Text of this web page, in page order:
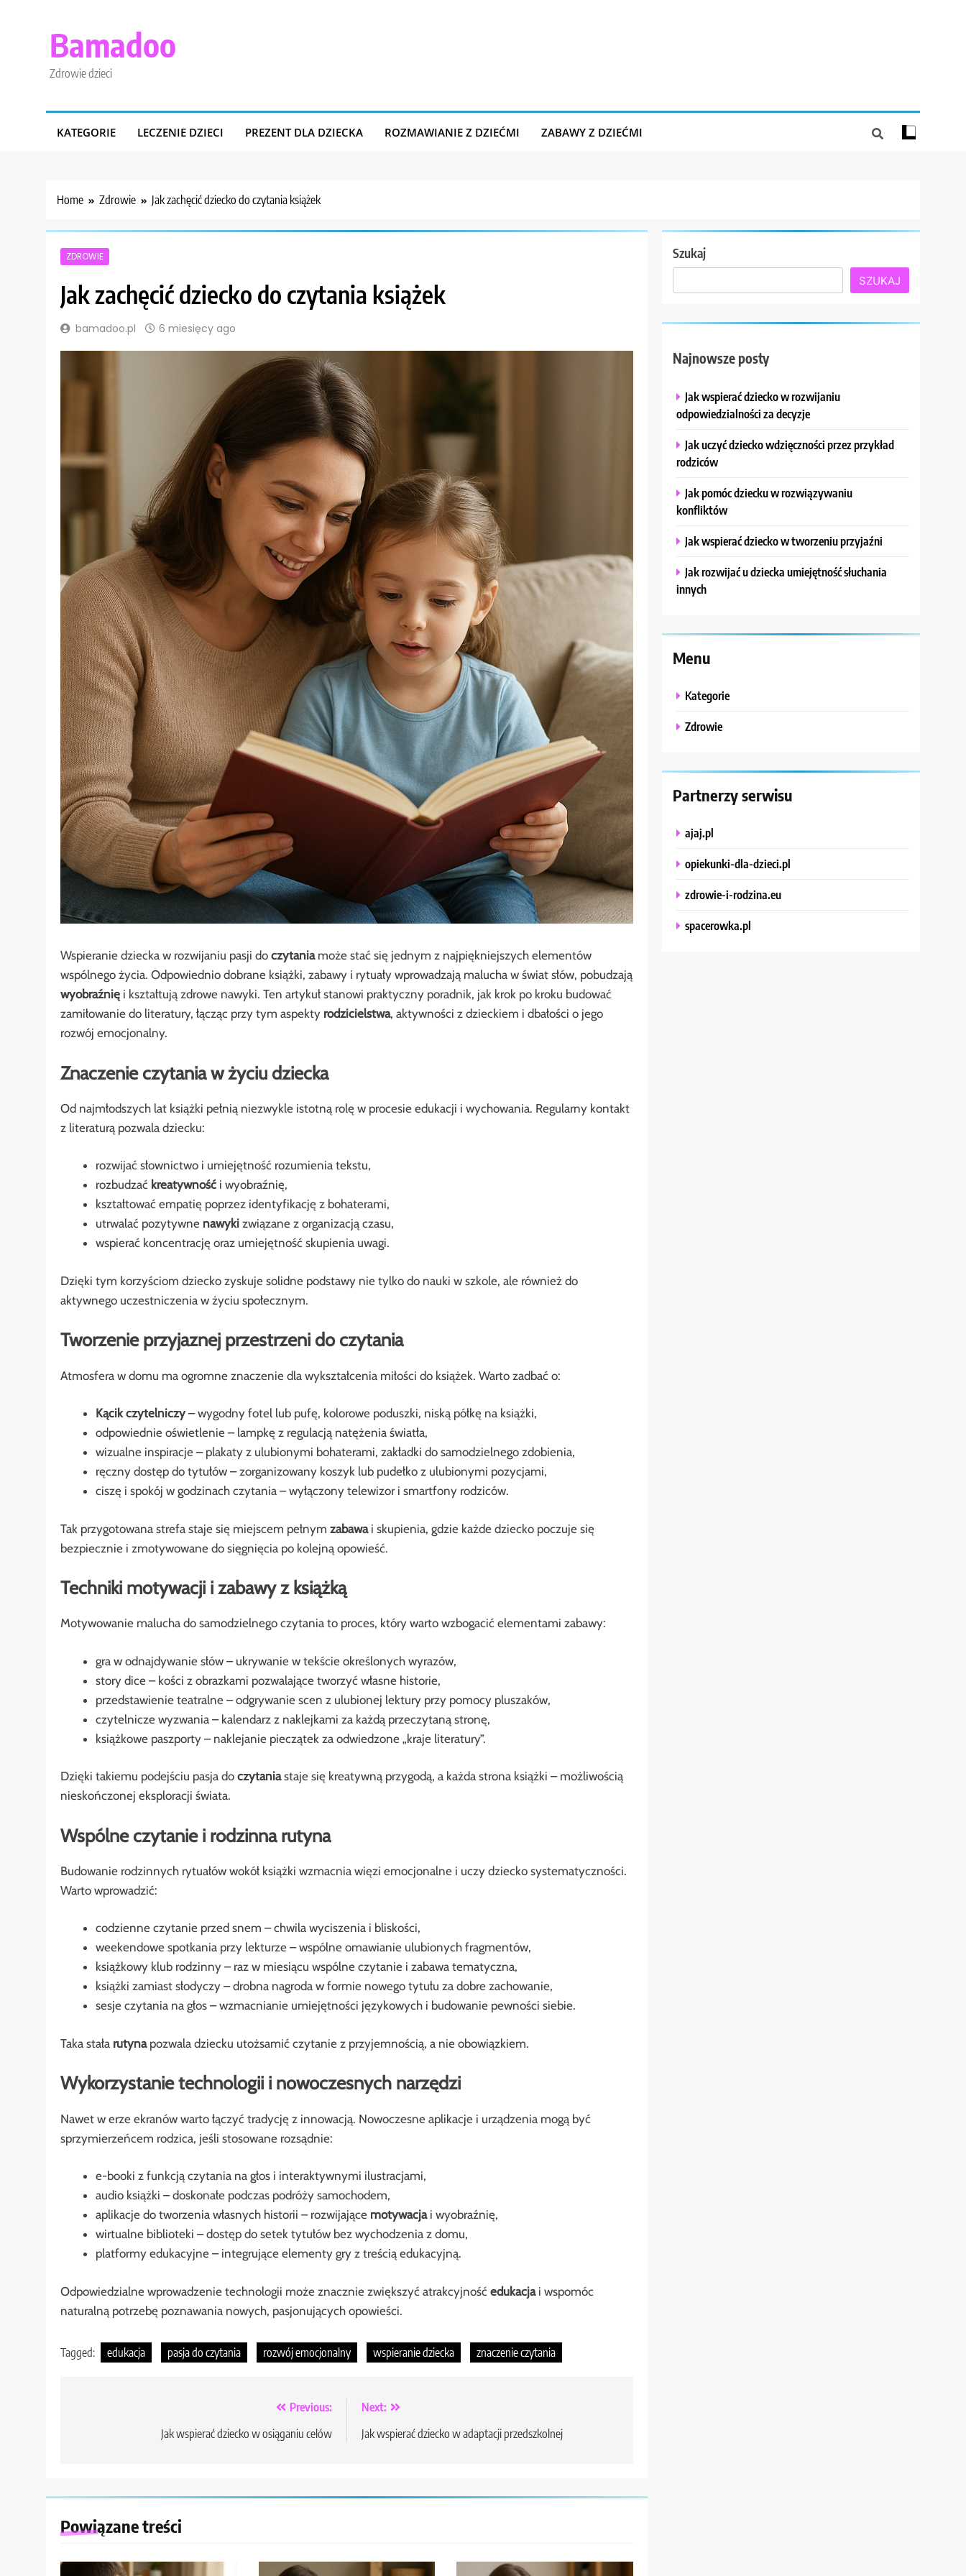
Bamadoo
Zdrowie dzieci
KATEGORIE LECZENIE DZIECI PREZENT DLA DZIECKA ROZMAWIANIE Z DZIEĆMI ZABAWY Z DZIEĆMI
Home Zdrowie Jak zachęcić dziecko do czytania książek
ZDROWIE
Jak zachęcić dziecko do czytania książek
bamadoo.pl 6 miesięcy ago
Wspieranie dziecka w rozwijaniu pasji do czytaniamoże stać się jednym z najpiękniejszych elementów
wspólnego życia. Odpowiednio dobrane książki, zabawy i rytuały wprowadzają malucha w świat słów, pobudzają
wyobraźnię i kształtują zdrowe nawyki. Ten artykuł stanowi praktyczny poradnik, jak krok po kroku budować
zamiłowanie do literatury, łącząc przy tym aspekty rodzicielstwa, aktywności z dzieckiem i dbałości o jego
rozwój emocjonalny.
Znaczenie czytania w życiu dziecka
Od najmłodszych lat książki pełnią niezwykle istotną rolę w procesie edukacji i wychowania. Regularny kontakt
z literaturą pozwala dziecku:
rozwijać słownictwo i umiejętność rozumienia tekstu,
rozbudzać kreatywnośći wyobraźnię,
kształtować empatię poprzez identyfikację z bohaterami,
utrwalać pozytywne nawykizwiązane z organizacją czasu,
wspierać koncentrację oraz umiejętność skupienia uwagi.
Dzięki tym korzyściom dziecko zyskuje solidne podstawy nie tylko do nauki w szkole, ale również do
aktywnego uczestniczenia w życiu społecznym.
Tworzenie przyjaznej przestrzeni do czytania
Atmosfera w domu ma ogromne znaczenie dla wykształcenia miłości do książek. Warto zadbać o:
Kącik czytelniczy– wygodny fotel lub pufę, kolorowe poduszki, niską półkę na książki,
odpowiednie oświetlenie – lampkę z regulacją natężenia światła,
wizualne inspiracje – plakaty z ulubionymi bohaterami, zakładki do samodzielnego zdobienia,
ręczny dostęp do tytułów – zorganizowany koszyk lub pudełko z ulubionymi pozycjami,
ciszę i spokój w godzinach czytania – wyłączony telewizor i smartfony rodziców.
Tak przygotowana strefa staje się miejscem pełnym zabawai skupienia, gdzie każde dziecko poczuje się
bezpiecznie i zmotywowane do sięgnięcia po kolejną opowieść.
Techniki motywacji i zabawy z książką
Motywowanie malucha do samodzielnego czytania to proces, który warto wzbogacić elementami zabawy:
gra w odnajdywanie słów – ukrywanie w tekście określonych wyrazów,
story dice – kości z obrazkami pozwalające tworzyć własne historie,
przedstawienie teatralne – odgrywanie scen z ulubionej lektury przy pomocy pluszaków,
czytelnicze wyzwania – kalendarz z naklejkami za każdą przeczytaną stronę,
książkowe paszporty – naklejanie pieczątek za odwiedzone „kraje literatury”.
Dzięki takiemu podejściu pasja do czytaniastaje się kreatywną przygodą, a każda strona książki – możliwością
nieskończonej eksploracji świata.
Wspólne czytanie i rodzinna rutyna
Budowanie rodzinnych rytuałów wokół książki wzmacnia więzi emocjonalne i uczy dziecko systematyczności.
Warto wprowadzić:
codzienne czytanie przed snem – chwila wyciszenia i bliskości,
weekendowe spotkania przy lekturze – wspólne omawianie ulubionych fragmentów,
książkowy klub rodzinny – raz w miesiącu wspólne czytanie i zabawa tematyczna,
książki zamiast słodyczy – drobna nagroda w formie nowego tytułu za dobre zachowanie,
sesje czytania na głos – wzmacnianie umiejętności językowych i budowanie pewności siebie.
Taka stała rutynapozwala dziecku utożsamić czytanie z przyjemnością, a nie obowiązkiem.
Wykorzystanie technologii i nowoczesnych narzędzi
Nawet w erze ekranów warto łączyć tradycję z innowacją. Nowoczesne aplikacje i urządzenia mogą być
sprzymierzeńcem rodzica, jeśli stosowane rozsądnie:
e-booki z funkcją czytania na głos i interaktywnymi ilustracjami,
audio książki – doskonałe podczas podróży samochodem,
aplikacje do tworzenia własnych historii – rozwijające motywacjai wyobraźnię,
wirtualne biblioteki – dostęp do setek tytułów bez wychodzenia z domu,
platformy edukacyjne – integrujące elementy gry z treścią edukacyjną.
Odpowiedzialne wprowadzenie technologii może znacznie zwiększyć atrakcyjność edukacjai wspomóc
naturalną potrzebę poznawania nowych, pasjonujących opowieści.
Tagged: edukacja pasja do czytania rozwój emocjonalny wspieranie dziecka znaczenie czytania
Previous:
Jak wspierać dziecko w osiąganiu celów
Next:
Jak wspierać dziecko w adaptacji przedszkolnej
Powiązane treści
Szukaj
SZUKAJ
Najnowsze posty
Jak wspierać dziecko w rozwijaniu
odpowiedzialności za decyzje
Jak uczyć dziecko wdzięczności przez przykład
rodziców
Jak pomóc dziecku w rozwiązywaniu
konfliktów
Jak wspierać dziecko w tworzeniu przyjaźni
Jak rozwijać u dziecka umiejętność słuchania
innych
Menu
Kategorie
Zdrowie
Partnerzy serwisu
ajaj.pl
opiekunki-dla-dzieci.pl
zdrowie-i-rodzina.eu
spacerowka.pl